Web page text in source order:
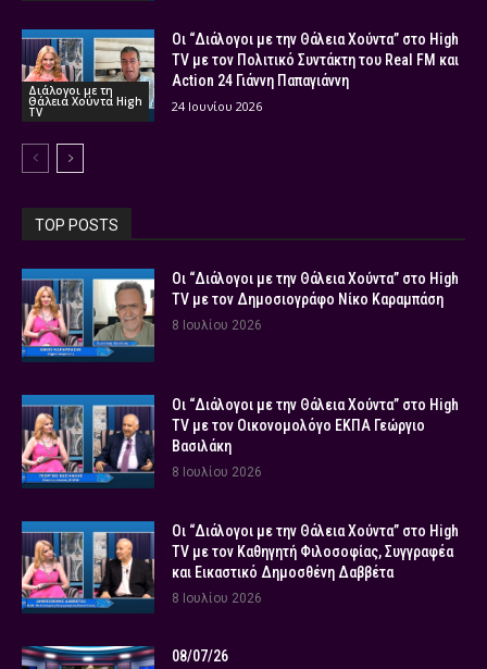
Διάλογοι με τη
Θάλεια Χούντα High
TV
Οι “Διάλογοι με την Θάλεια Χούντα” στο High
TV με τον Πολιτικό Συντάκτη του Real FM και
Action 24 Γιάννη Παπαγιάννη
24 Ιουνίου 2026
TOP POSTS
Οι “Διάλογοι με την Θάλεια Χούντα” στο High
TV με τον Δημοσιογράφο Νίκο Καραμπάση
8 Ιουλίου 2026
Οι “Διάλογοι με την Θάλεια Χούντα” στο High
TV με τον Οικονομολόγο ΕΚΠΑ Γεώργιο
Βασιλάκη
8 Ιουλίου 2026
Οι “Διάλογοι με την Θάλεια Χούντα” στο High
TV με τον Καθηγητή Φιλοσοφίας, Συγγραφέα
και Εικαστικό Δημοσθένη Δαββέτα
8 Ιουλίου 2026
08/07/26